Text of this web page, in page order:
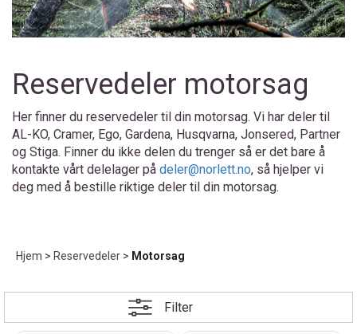
Reservedeler motorsag
Her finner du reservedeler til din motorsag. Vi har deler til
AL-KO, Cramer, Ego, Gardena, Husqvarna, Jonsered, Partner
og Stiga. Finner du ikke delen du trenger så er det bare å
kontakte vårt delelager på deler@norlett.no, så hjelper vi
deg med å bestille riktige deler til din motorsag.
Hjem>Reservedeler> Motorsag
Filter